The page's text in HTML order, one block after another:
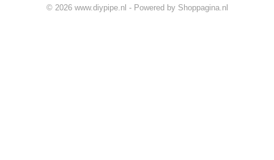
© 2026 www.diypipe.nl - Powered by Shoppagina.nl